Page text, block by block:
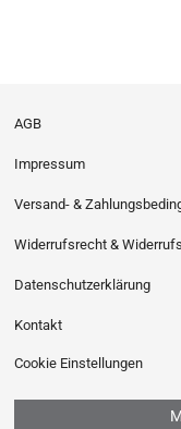
AGB
Impressum
Versand- &
Widerrufsrecht &
Datenschutzerklärung
Kontakt
Cookie Einstellungen